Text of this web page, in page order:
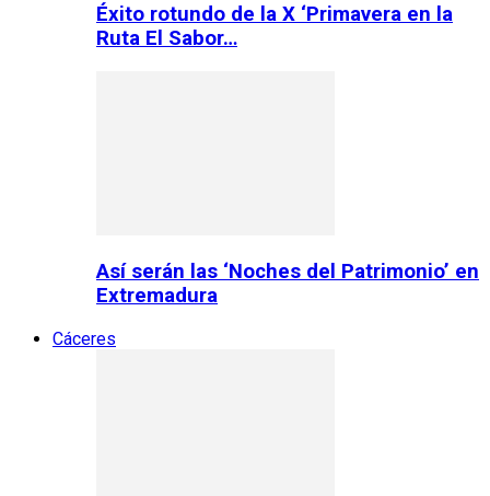
Éxito rotundo de la X ‘Primavera en la
Ruta El Sabor…
Así serán las ‘Noches del Patrimonio’ en
Extremadura
Cáceres